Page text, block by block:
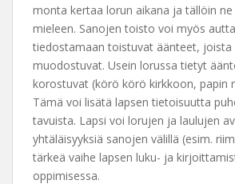
monta kertaa lorun aikana ja tällöin
mieleen. Sanojen toisto voi myös
tiedostamaan toistuvat äänteet, joista
muodostuvat. Usein lorussa tietyt
korostuvat (körö körö kirkkoon, papin
Tämä voi lisätä lapsen tietoisuutta
tavuista. Lapsi voi lorujen ja laulujen
yhtäläisyyksiä sanojen välillä (esim.
tärkeä vaihe lapsen luku- ja
oppimisessa.